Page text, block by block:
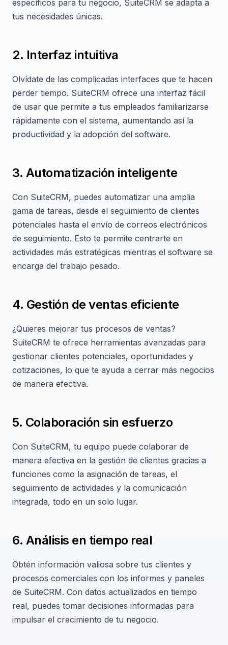
específicos para tu negocio, SuiteCRM se adapta a
tus necesidades únicas.
2. Interfaz intuitiva
Olvídate de las complicadas interfaces que te hacen
perder tiempo. SuiteCRM ofrece una interfaz fácil
de usar que permite a tus empleados familiarizarse
rápidamente con el sistema, aumentando así la
productividad y la adopción del software.
3. Automatización inteligente
Con SuiteCRM, puedes automatizar una amplia
gama de tareas, desde el seguimiento de clientes
potenciales hasta el envío de correos electrónicos
de seguimiento. Esto te permite centrarte en
actividades más estratégicas mientras el software se
encarga del trabajo pesado.
4. Gestión de ventas eficiente
¿Quieres mejorar tus procesos de ventas?
SuiteCRM te ofrece herramientas avanzadas para
gestionar clientes potenciales, oportunidades y
cotizaciones, lo que te ayuda a cerrar más negocios
de manera efectiva.
5. Colaboración sin esfuerzo
Con SuiteCRM, tu equipo puede colaborar de
manera efectiva en la gestión de clientes gracias a
funciones como la asignación de tareas, el
seguimiento de actividades y la comunicación
integrada, todo en un solo lugar.
6. Análisis en tiempo real
Obtén información valiosa sobre tus clientes y
procesos comerciales con los informes y paneles
de SuiteCRM. Con datos actualizados en tiempo
real, puedes tomar decisiones informadas para
impulsar el crecimiento de tu negocio.